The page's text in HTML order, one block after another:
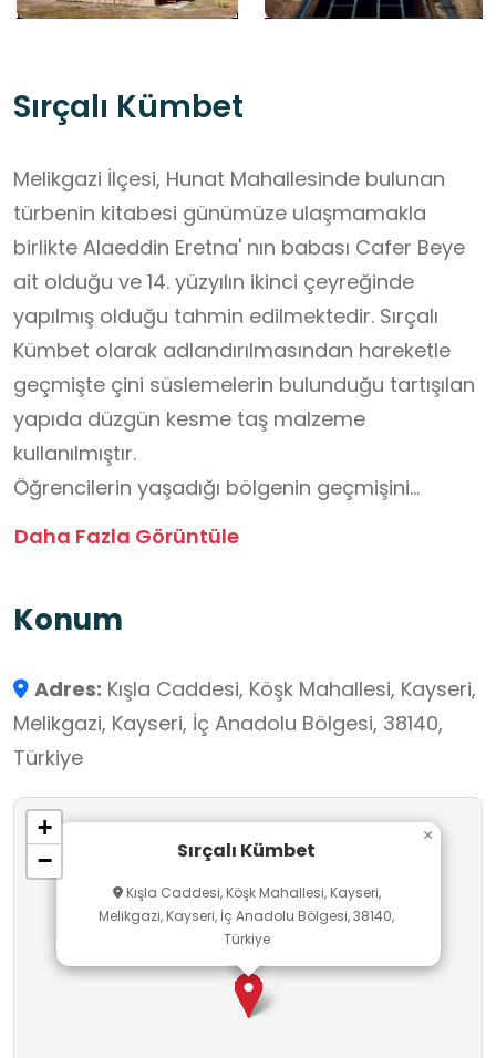
Sırçalı Kümbet
Melikgazi İlçesi, Hunat Mahallesinde bulunan
türbenin kitabesi günümüze ulaşmamakla
birlikte Alaeddin Eretna' nın babası Cafer Beye
ait olduğu ve 14. yüzyılın ikinci çeyreğinde
yapılmış olduğu tahmin edilmektedir. Sırçalı
Kümbet olarak adlandırılmasından hareketle
geçmişte çini süslemelerin bulunduğu tartışılan
yapıda düzgün kesme taş malzeme
kullanılmıştır.
Öğrencilerin yaşadığı bölgenin geçmişini
öğrenmesi ve yaşadığı bölgenin tarihi
tanıma, görsel sanatlar dersinde sanat eseri
durumlarda okul dışı öğrenme ortamı olarak
uygunudur.
Daha Fazla Görüntüle
Konum
Adres: Kışla Caddesi, Köşk Mahallesi, Kayseri,
Melikgazi, Kayseri, İç Anadolu Bölgesi, 38140,
Türkiye
Sırçalı Kümbet
Kışla Caddesi, Köşk Mahallesi, Kayseri,
Melikgazi, Kayseri, İç Anadolu Bölgesi, 38140,
Türkiye
×
+
−